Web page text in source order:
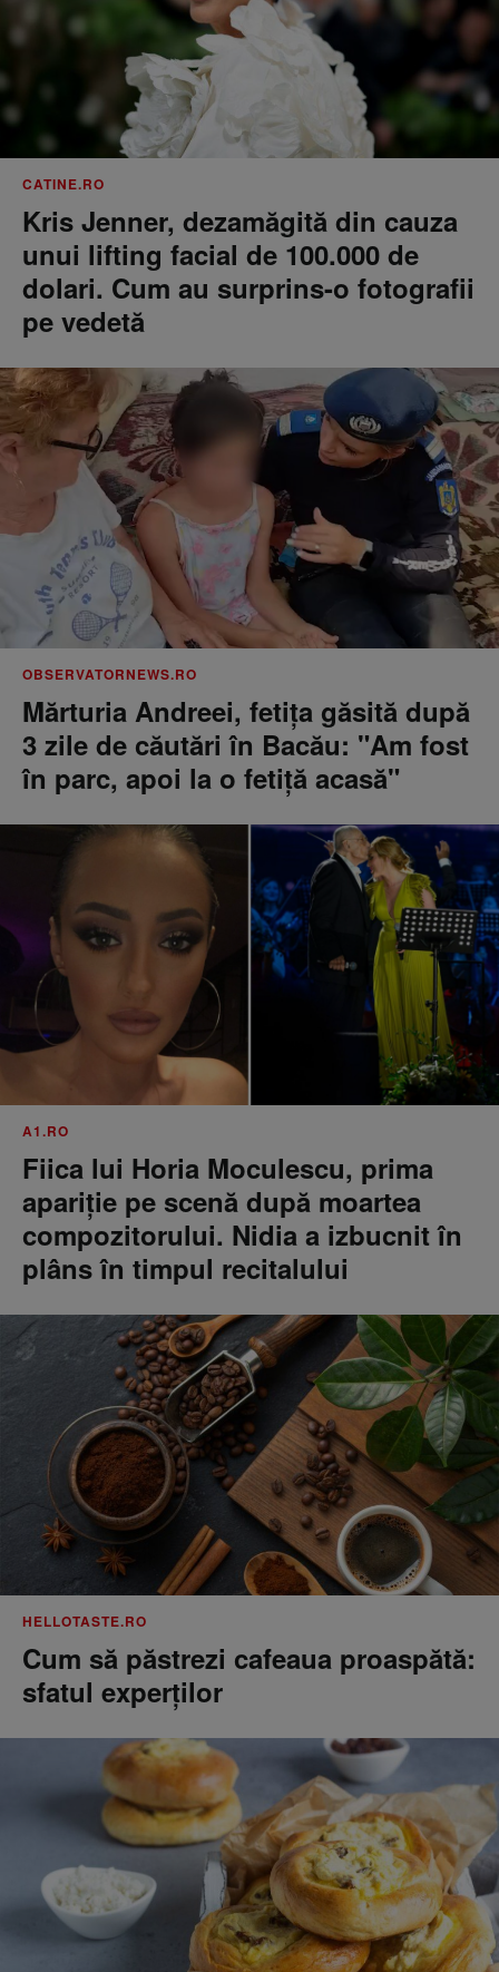
CATINE.RO
Kris Jenner, dezamăgită din cauza
unui lifting facial de 100.000 de
dolari. Cum au surprins-o fotografii
pe vedetă
OBSERVATORNEWS.RO
Mărturia Andreei, fetiţa găsită după
3 zile de căutări în Bacău: "Am fost
în parc, apoi la o fetiţă acasă"
A1.RO
Fiica lui Horia Moculescu, prima
apariție pe scenă după moartea
compozitorului. Nidia a izbucnit în
plâns în timpul recitalului
HELLOTASTE.RO
Cum să păstrezi cafeaua proaspătă:
sfatul experților